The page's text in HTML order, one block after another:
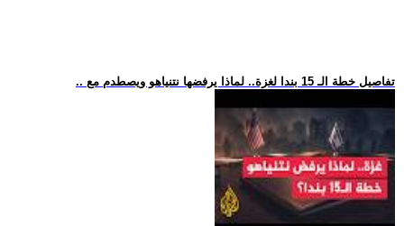
.. تفاصيل خطة الـ 15 بندا لغزة.. لماذا يرفضها نتنياهو ويصطدم مع